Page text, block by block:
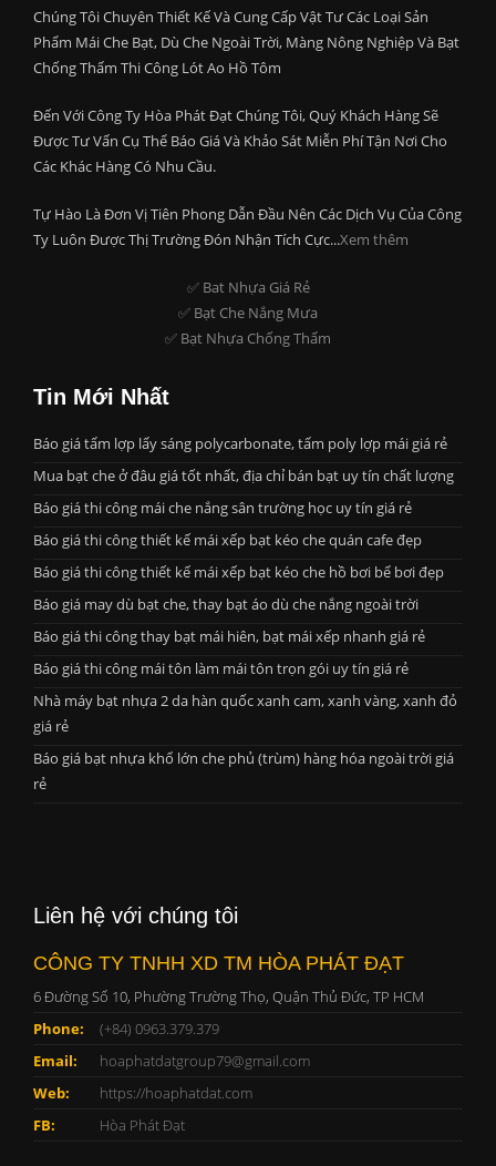
Chúng Tôi Chuyên Thiết Kế Và Cung Cấp Vật Tư Các Loại Sản
Phẩm Mái Che Bạt, Dù Che Ngoài Trời, Màng Nông Nghiệp Và Bạt
Chống Thấm Thi Công Lót Ao Hồ Tôm
Đến Với Công Ty Hòa Phát Đạt Chúng Tôi, Quý Khách Hàng Sẽ
Được Tư Vấn Cụ Thể Báo Giá Và Khảo Sát Miễn Phí Tận Nơi Cho
Các Khác Hàng Có Nhu Cầu.
Tự Hào Là Đơn Vị Tiên Phong Dẫn Đầu Nên Các Dịch Vụ Của Công
Ty Luôn Được Thị Trường Đón Nhận Tích Cực...Xem thêm
✅ Bat Nhựa Giá Rẻ
✅ Bạt Che Nắng Mưa
✅ Bạt Nhựa Chống Thấm
Tin Mới Nhất
Báo giá tấm lợp lấy sáng polycarbonate, tấm poly lợp mái giá rẻ
Mua bạt che ở đâu giá tốt nhất, địa chỉ bán bạt uy tín chất lượng
Báo giá thi công mái che nắng sân trường học uy tín giá rẻ
Báo giá thi công thiết kế mái xếp bạt kéo che quán cafe đẹp
Báo giá thi công thiết kế mái xếp bạt kéo che hồ bơi bể bơi đẹp
Báo giá may dù bạt che, thay bạt áo dù che nắng ngoài trời
Báo giá thi công thay bạt mái hiên, bạt mái xếp nhanh giá rẻ
Báo giá thi công mái tôn làm mái tôn trọn gói uy tín giá rẻ
Nhà máy bạt nhựa 2 da hàn quốc xanh cam, xanh vàng, xanh đỏ
giá rẻ
Báo giá bạt nhựa khổ lớn che phủ (trùm) hàng hóa ngoài trời giá
rẻ
Liên hệ với chúng tôi
CÔNG TY TNHH XD TM HÒA PHÁT ĐẠT
6 Đường Số 10, Phường Trường Thọ, Quận Thủ Đức, TP HCM
Phone:
(+84) 0963.379.379
Email:
hoaphatdatgroup79@gmail.com
Web:
https://hoaphatdat.com
FB:
Hòa Phát Đạt